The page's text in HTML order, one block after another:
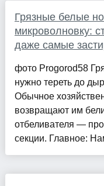
Грязные белые
микроволновку:
даже самые
фото Progorod58
нужно тереть до
Обычное
возвращают им
отбеливателя —
секции. Главное: